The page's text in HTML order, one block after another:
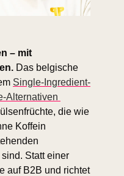
– mit
Das belgische
Single-Ingredient-
Alternativen
die wie
Koffein
Statt einer
auf B2B und richtet